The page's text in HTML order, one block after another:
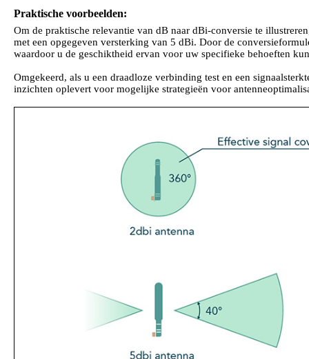
Praktische voorbeelden:
Om de praktische relevantie van dB naar dBi-conversie te
met een opgegeven versterking van 5 dBi. Door de
waardoor u de geschiktheid ervan voor uw specifieke behoeften
Omgekeerd, als u een draadloze verbinding test en een
inzichten oplevert voor mogelijke strategieën voor